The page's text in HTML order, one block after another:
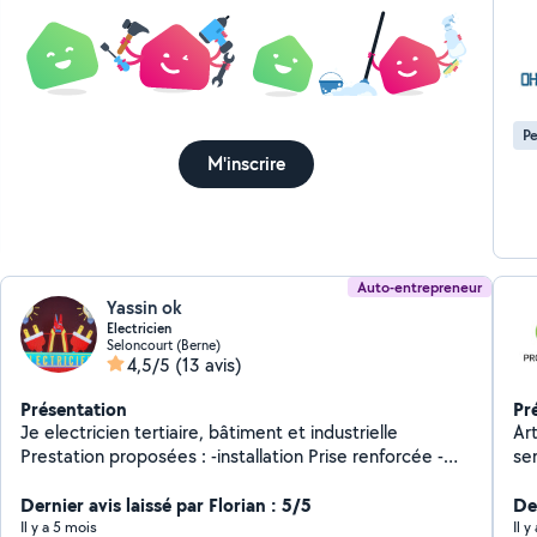
M'inscrire
Auto-entrepreneur
Yassin ok
Electricien
Seloncourt (Berne)
4,5/5 (13 avis)
Présentation
Je electricien tertiaire, bâtiment et industrielle
Prestation proposées : -installation Prise renforcée -
urgent et recherche de pannes -rénovation
complète/partielle -pose de tableaux électriques,
Dernier avis laissé par Florian : 5/5
Il y a 5 mois
Il y